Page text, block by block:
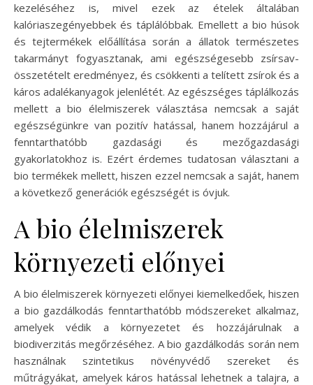
kezeléséhez is, mivel ezek az ételek általában
kalóriaszegényebbek és táplálóbbak. Emellett a bio húsok
és tejtermékek előállítása során a állatok természetes
takarmányt fogyasztanak, ami egészségesebb zsírsav-
összetételt eredményez, és csökkenti a telített zsírok és a
káros adalékanyagok jelenlétét. Az egészséges táplálkozás
mellett a bio élelmiszerek választása nemcsak a saját
egészségünkre van pozitív hatással, hanem hozzájárul a
fenntarthatóbb gazdasági és mezőgazdasági
gyakorlatokhoz is. Ezért érdemes tudatosan választani a
bio termékek mellett, hiszen ezzel nemcsak a saját, hanem
a következő generációk egészségét is óvjuk.
A bio élelmiszerek
környezeti előnyei
A bio élelmiszerek környezeti előnyei kiemelkedőek, hiszen
a bio gazdálkodás fenntarthatóbb módszereket alkalmaz,
amelyek védik a környezetet és hozzájárulnak a
biodiverzitás megőrzéséhez. A bio gazdálkodás során nem
használnak szintetikus növényvédő szereket és
műtrágyákat, amelyek káros hatással lehetnek a talajra, a